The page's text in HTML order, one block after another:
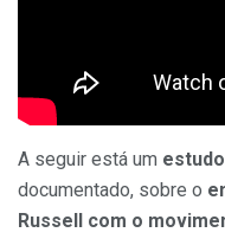
A seguir está um
documentado, sobre o
Russell com o